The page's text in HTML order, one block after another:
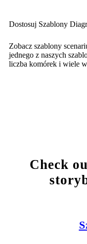
Dostosuj Szablony
Zobacz szablony
jednego z naszych
liczba komórek i wiele
Check